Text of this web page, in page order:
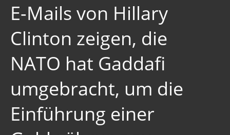
»Lolita Express« Jeffrey Epstein
Jason Mason
Kulturrevolution
New Zealand
China Lake
Freimaurer Bücher
E-Mails von Hillary
Clinton zeigen, die
NATO hat Gaddafi
umgebracht, um die
Einführung einer